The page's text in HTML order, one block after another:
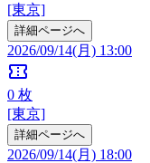
[東京]
詳細ページへ
2026/09/14(月) 13:00
confirmation_number
0 枚
[東京]
詳細ページへ
2026/09/14(月) 18:00